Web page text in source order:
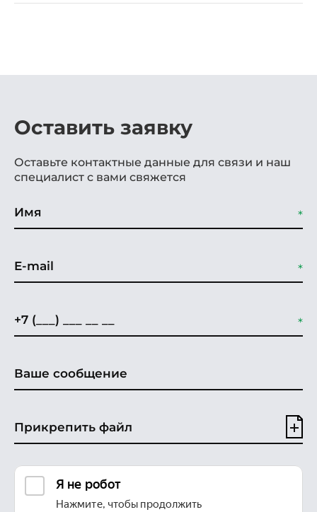
Оставить заявку
Оставьте контактные данные для связи и наш
специалист с вами свяжется
Прикрепить файл